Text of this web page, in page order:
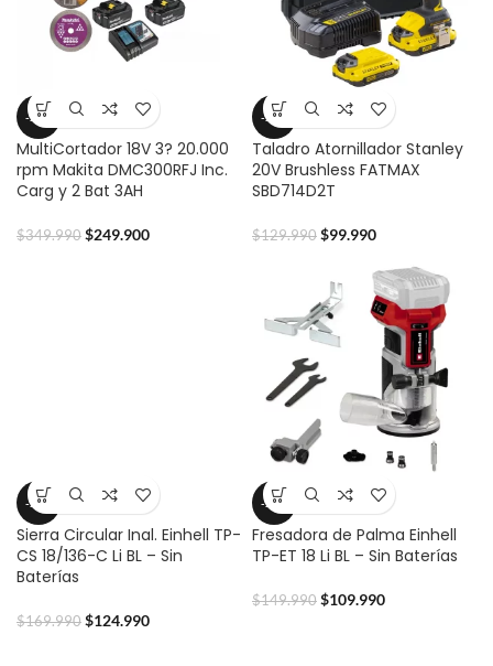
-29%
MultiCortador 18V 3? 20.000
rpm Makita DMC300RFJ Inc.
Carg y 2 Bat 3AH
$349.990 $249.900
-23%
Taladro Atornillador Stanley
20V Brushless FATMAX
SBD714D2T
$129.990 $99.990
-26%
Sierra Circular Inal. Einhell TP-
CS 18/136-C Li BL – Sin
Baterías
$169.990 $124.990
-27%
Fresadora de Palma Einhell
TP-ET 18 Li BL – Sin Baterías
$149.990 $109.990